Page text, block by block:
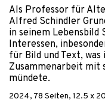
Als Professor für
Alfred Schindler
in seinem Lebensbild
Interessen,
für Bild und Text,
Zusammenarbeit mit
mündete.
2024, 78 Seiten, 12.5 x